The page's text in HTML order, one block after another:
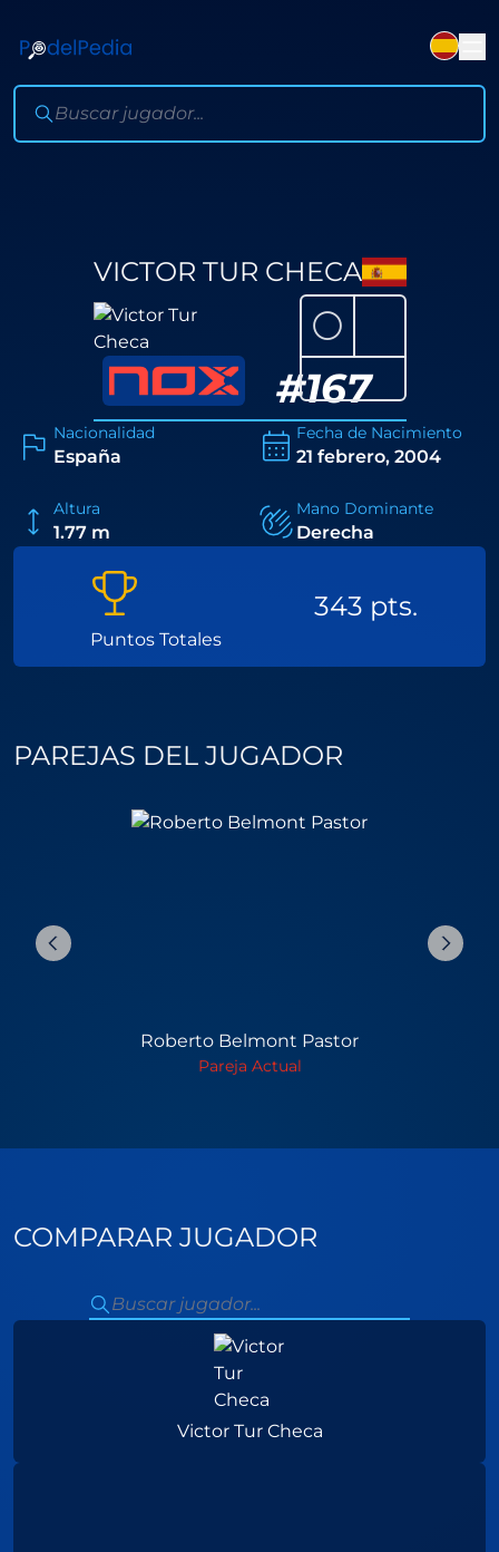
VICTOR TUR CHECA
#167
⚪
Nacionalidad
España
Fecha de Nacimiento
21 febrero, 2004
Altura
1.77 m
Mano Dominante
Derecha
Puntos Totales
343 pts.
PAREJAS DEL JUGADOR
Roberto Belmont Pastor
Pareja Actual
COMPARAR JUGADOR
Victor Tur Checa